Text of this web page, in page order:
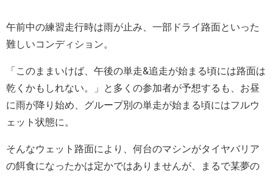
午前中の練習走行時は雨が止み、一部ドライ路面といった
難しいコンディション。
「このままいけば、午後の単走&追走が始まる頃には路面は
乾くかもしれない。」と多くの参加者が予想するも、お昼
に雨が降り始め、グループ別の単走が始まる頃にはフルウ
ェット状態に。
そんなウェット路面により、何台のマシンがタイヤバリア
の餌食になったかは定かではありませんが、まるで某夢の